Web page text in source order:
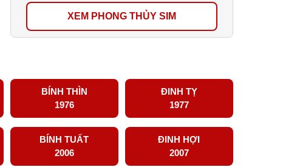
XEM PHONG THỦY SIM
BÍNH THÌN
1976
ĐINH TỴ
1977
BÍNH TUẤT
2006
ĐINH HỢI
2007